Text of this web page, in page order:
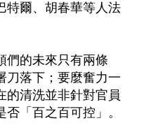
特爾、胡春華等人法
們的未來只有兩條
刀落下；要麼奮力一
的清洗並非針對官員
「百之百可控」。